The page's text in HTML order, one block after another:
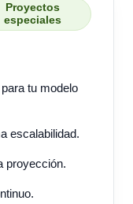
Proyectos
especiales
tu modelo
escalabilidad.
proyección.